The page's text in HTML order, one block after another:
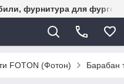
фурнитура для
FOTON (Фотон) Барабан